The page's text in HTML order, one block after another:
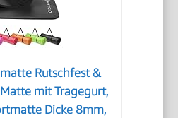
Rutschfest &
mit Tragegurt,
Dicke 8mm,